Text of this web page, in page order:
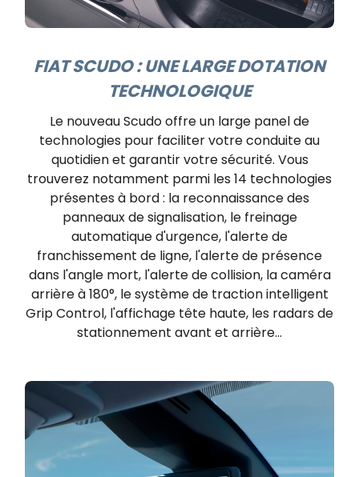
FIAT SCUDO : UNE LARGE DOTATION
TECHNOLOGIQUE
Le nouveau Scudo offre un large panel de
technologies pour faciliter votre conduite au
quotidien et garantir votre sécurité. Vous
trouverez notamment parmi les 14 technologies
présentes à bord : la reconnaissance des
panneaux de signalisation, le freinage
automatique d'urgence, l'alerte de
franchissement de ligne, l'alerte de présence
dans l'angle mort, l'alerte de collision, la caméra
arrière à 180°, le système de traction intelligent
Grip Control, l'affichage tête haute, les radars de
stationnement avant et arrière...